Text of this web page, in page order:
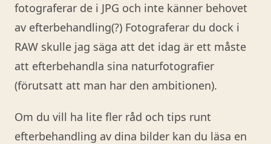
fotograferar de i JPG och inte känner behovet
av efterbehandling(?) Fotograferar du dock i
RAW skulle jag säga att det idag är ett måste
att efterbehandla sina naturfotografier
(förutsatt att man har den ambitionen).
Om du vill ha lite fler råd och tips runt
efterbehandling av dina bilder kan du läsa en